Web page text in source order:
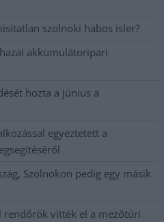
szolnoki habos isler?
akkumulátoripari
hozta a június a
egyeztetett a
Szolnokon pedig egy másik
rendőrök vitték el a mezőtúri